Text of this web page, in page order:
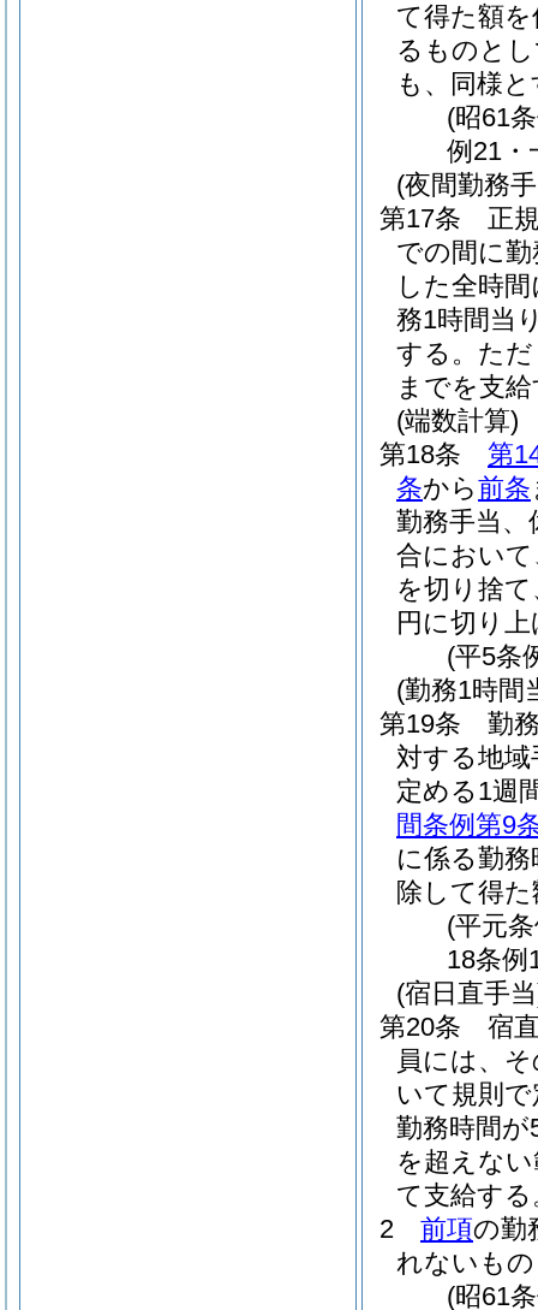
て得た額
るものと
も、同様
(昭61
例21・
(夜間勤務
第17条
正
での間に
した全時
務1時間当
する。 た
までを支
(端数計算)
第18条
第
条から前条
勤務手当、
合におい
を切り捨
円に切り
(平5条
(勤務1時間
第19条
勤
対する地
定める1週
間条例第9
に係る勤
除して得
(平元
18条例
(宿日直手
第20条
宿
員には、
いて規則
勤務時間が
を超えな
て支給する
2
前項の勤
れないも
(昭61